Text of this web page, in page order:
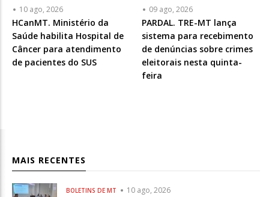
10 ago, 2026
HCanMT. Ministério da
Saúde habilita Hospital de
Câncer para atendimento
de pacientes do SUS
09 ago, 2026
PARDAL. TRE-MT lança
sistema para recebimento
de denúncias sobre crimes
eleitorais nesta quinta-
feira
MAIS RECENTES
BOLETINS DE MT 10 ago, 2026